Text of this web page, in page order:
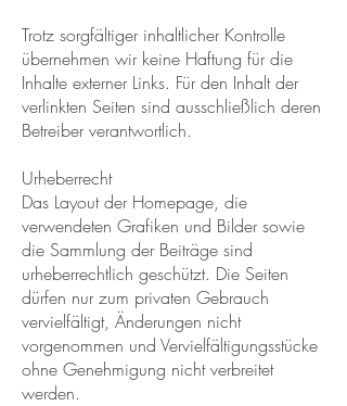
Trotz sorgfältiger inhaltlicher Kontrolle
übernehmen wir keine Haftung für die
Inhalte externer Links. Für den Inhalt der
verlinkten Seiten sind ausschließlich deren
Betreiber verantwortlich.​
Urheberrecht
Das Layout der Homepage, die
verwendeten Grafiken und Bilder sowie
die Sammlung der Beiträge sind
urheberrechtlich geschützt. Die Seiten
dürfen nur zum privaten Gebrauch
vervielfältigt, Änderungen nicht
vorgenommen und Vervielfältigungsstücke
ohne Genehmigung nicht verbreitet
werden.​